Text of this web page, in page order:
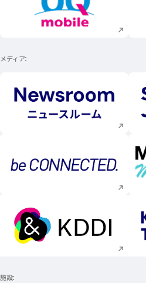
新規ウィンドウで開く
メディア
新規ウィンドウで開く
新規ウィンドウで開く
新規ウィンドウで開く
施設